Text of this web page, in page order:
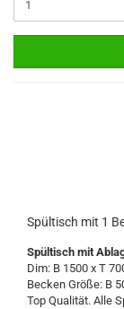
Spültisch mit 1
Spültisch mit
Dim: B 1500 x T
Becken Größe: B
Top Qualität. Alle